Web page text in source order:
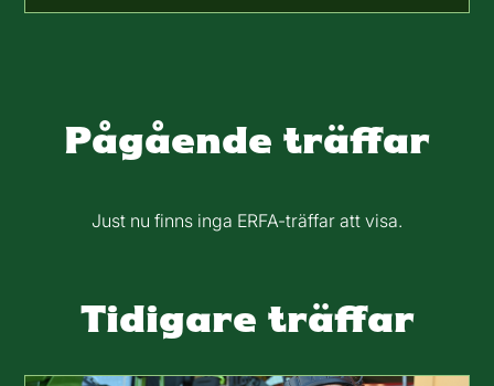
Pågående träffar
Just nu finns inga ERFA-träffar att visa.
Tidigare träffar